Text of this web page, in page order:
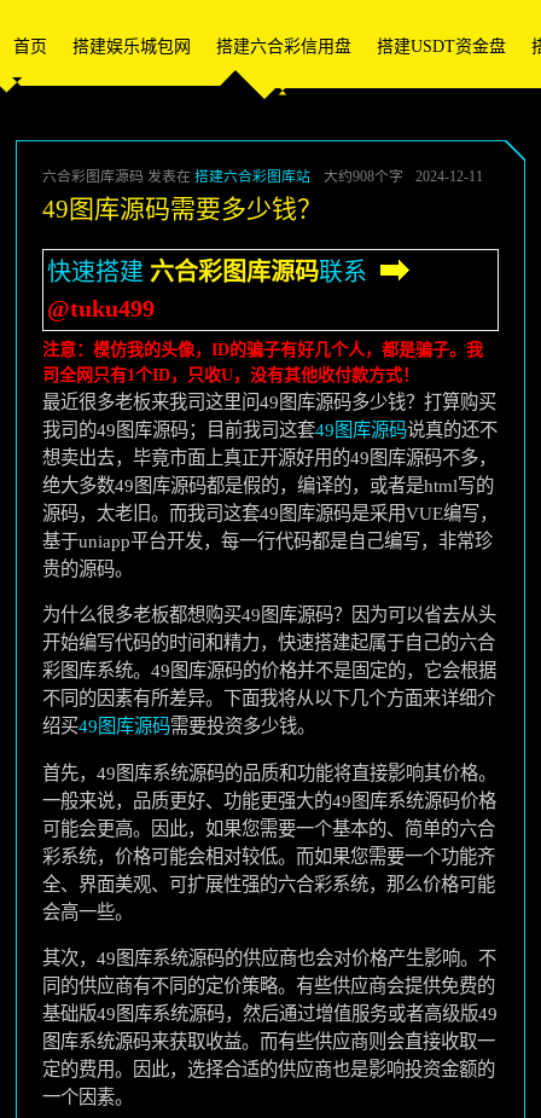
首页 搭建娱乐城包网 搭建六合彩信用盘 搭建USDT资金盘
六合彩图库源码 发表在 搭建六合彩图库站 大约908个字 2024-12-11
49图库源码需要多少钱？
快速搭建 六合彩图库源码联系
@tuku499
注意：模仿我的头像，ID的骗子有好几个人，都是骗子。我
司全网只有1个ID，只收U，没有其他收付款方式！
最近很多老板来我司这里问49图库源码多少钱？打算购买
我司的49图库源码；目前我司这套49图库源码说真的还不
想卖出去，毕竟市面上真正开源好用的49图库源码不多，
绝大多数49图库源码都是假的，编译的，或者是html写的
源码，太老旧。而我司这套49图库源码是采用VUE编写，
基于uniapp平台开发，每一行代码都是自己编写，非常珍
贵的源码。
为什么很多老板都想购买49图库源码？因为可以省去从头
开始编写代码的时间和精力，快速搭建起属于自己的六合
彩图库系统。49图库源码的价格并不是固定的，它会根据
不同的因素有所差异。下面我将从以下几个方面来详细介
绍买49图库源码需要投资多少钱。
首先，49图库系统源码的品质和功能将直接影响其价格。
一般来说，品质更好、功能更强大的49图库系统源码价格
可能会更高。因此，如果您需要一个基本的、简单的六合
彩系统，价格可能会相对较低。而如果您需要一个功能齐
全、界面美观、可扩展性强的六合彩系统，那么价格可能
会高一些。
其次，49图库系统源码的供应商也会对价格产生影响。不
同的供应商有不同的定价策略。有些供应商会提供免费的
基础版49图库系统源码，然后通过增值服务或者高级版49
图库系统源码来获取收益。而有些供应商则会直接收取一
定的费用。因此，选择合适的供应商也是影响投资金额的
一个因素。